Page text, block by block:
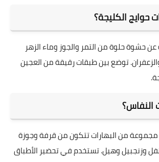
الكليجة؟
عن حشوة حلوة من التمر والجوز وماء الزهر
توضع بين طبقات رقيقة من العجين
النفاس؟
من البهارات تتكون من قرفة وجوزة
وزنجبيل وهيل. تستخدم في تحضير الأطباق